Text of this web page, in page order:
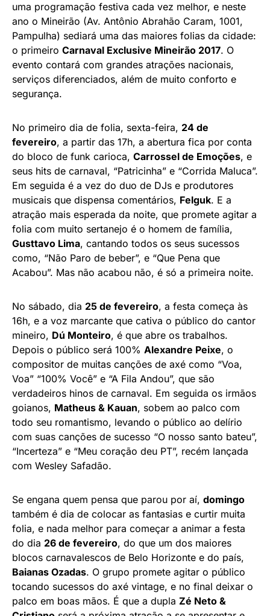
uma programação festiva cada vez melhor, e neste
ano o Mineirão (Av. Antônio Abrahão Caram, 1001,
Pampulha) sediará uma das maiores folias da cidade:
o primeiro Carnaval Exclusive Mineirão 2017. O
evento contará com grandes atrações nacionais,
serviços diferenciados, além de muito conforto e
segurança.
No primeiro dia de folia, sexta-feira, 24 de
fevereiro, a partir das 17h, a abertura fica por conta
do bloco de funk carioca, Carrossel de Emoções, e
seus hits de carnaval, “Patricinha” e “Corrida Maluca”.
Em seguida é a vez do duo de DJs e produtores
musicais que dispensa comentários, Felguk. E a
atração mais esperada da noite, que promete agitar a
folia com muito sertanejo é o homem de família,
Gusttavo Lima, cantando todos os seus sucessos
como, “Não Paro de beber”, e “Que Pena que
Acabou”. Mas não acabou não, é só a primeira noite.
No sábado, dia 25 de fevereiro, a festa começa às
16h, e a voz marcante que cativa o público do cantor
mineiro, Dú Monteiro, é que abre os trabalhos.
Depois o público será 100% Alexandre Peixe, o
compositor de muitas canções de axé como “Voa,
Voa” “100% Você” e “A Fila Andou”, que são
verdadeiros hinos de carnaval. Em seguida os irmãos
goianos, Matheus & Kauan, sobem ao palco com
todo seu romantismo, levando o público ao delírio
com suas canções de sucesso “O nosso santo bateu”,
“Incerteza” e “Meu coração deu PT”, recém lançada
com Wesley Safadão.
Se engana quem pensa que parou por aí, domingo
também é dia de colocar as fantasias e curtir muita
folia, e nada melhor para começar a animar a festa
do dia 26 de fevereiro, do que um dos maiores
blocos carnavalescos de Belo Horizonte e do país,
Baianas Ozadas. O grupo promete agitar o público
tocando sucessos do axé vintage, e no final deixar o
palco em boas mãos. É que a dupla Zé Neto &